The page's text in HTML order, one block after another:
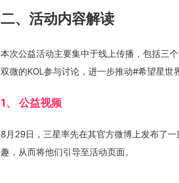
二、活动内容解读
本次公益活动主要集中于线上传播，包括三
双微的KOL参与讨论，进一步推动#希望星世
1、 公益视频
8月29日，三星率先在其官方微博上发布了
趣，从而将他们引导至活动页面。